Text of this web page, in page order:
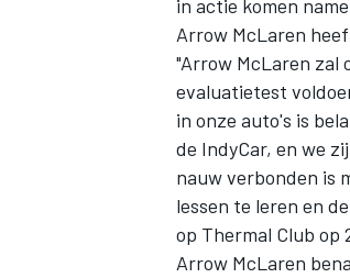
in actie komen
Arrow McLaren
"Arrow McLaren zal
evaluatietest
in onze auto's is
de IndyCar, en we
nauw verbonden is
lessen te leren en
op Thermal Club op
Arrow McLaren